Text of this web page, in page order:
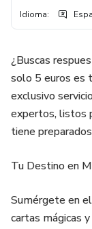
Idioma:
¿Buscas
solo 5 euros es
exclusivo
expertos, listos
tiene
Tu Destino en
Sumérgete en
cartas mágicas